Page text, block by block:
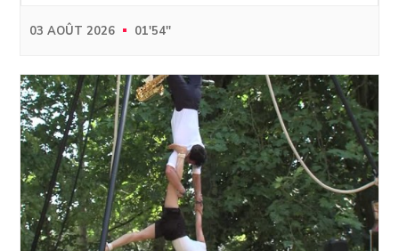
03 AOÛT 2026 01'54''